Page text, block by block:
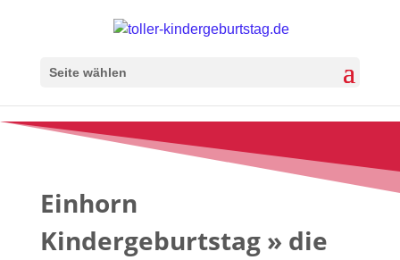
Seite wählen
Einhorn
Kindergeburtstag » die